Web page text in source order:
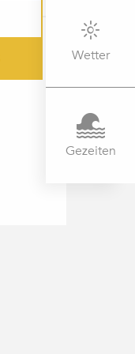
Wetter
Gezeiten